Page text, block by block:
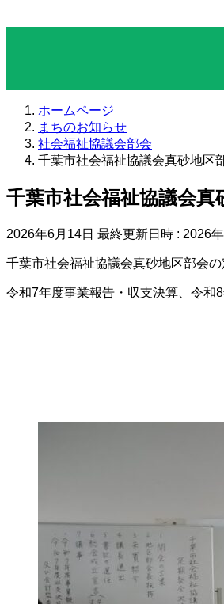
ホームページ
まちのお知らせ
社会福祉協議会部会
千葉市社会福祉協議会真砂地
千葉市社会福祉協議会
2026年6月14日 最終更新日時 : 2026
千葉市社会福祉協議会真砂地区部会
令和7年度事業報告・収支決算、令和